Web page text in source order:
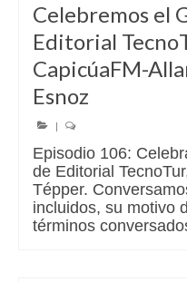
Celebremos el
Editorial
CapicúaFM-
Esnoz
|
Episodio 106:
de Editorial
Tépper.
incluidos, su motivo
términos